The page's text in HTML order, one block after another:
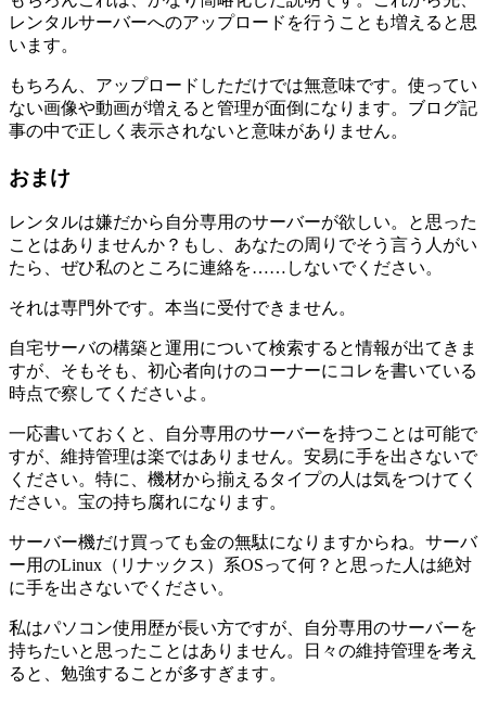
レンタルサーバーへのアップロードを行うことも増えると思
います。
もちろん、 アップロードしただけでは無意味です。使ってい
ない画像や動画が増えると管理が面倒になります。ブログ記
事の中で正しく表示されないと意味がありません。
おまけ
レンタルは嫌だから自分専用のサーバーが欲しい。と思った
ことはありませんか？もし、あなたの周りでそう言う人がい
たら、ぜひ私のところに連絡を…… しないでください。
それは専門外です。 本当に受付できません。
自宅サーバの構築と運用について検索すると情報が出てきま
すが、そもそも、初心者向けのコーナーにコレを書いている
時点で察してくださいよ。
一応書いておくと、自分専用のサーバーを持つことは可能で
すが、維持管理は楽ではありません。安易に手を出さないで
ください。特に、機材から揃えるタイプの人は気をつけてく
ださい。宝の持ち腐れになります。
サーバー機だけ買っても金の無駄になりますからね。サーバ
ー用のLinux（リナックス）系OSって何？と思った人は絶対
に手を出さないでください。
私はパソコン使用歴が長い方ですが、自分専用のサーバーを
持ちたいと思ったことはありません。日々の維持管理を考え
ると、勉強することが多すぎます。